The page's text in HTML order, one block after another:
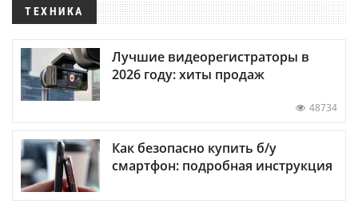
ТЕХНИКА
Лучшие видеорегистраторы в
2026 году: хиты продаж
48734
Как безопасно купить б/у
смартфон: подробная инструкция